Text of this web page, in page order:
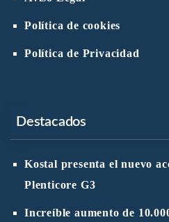
Política de cookies
Política de Privacidad
Destacados
Kostal presenta el nuevo
Plenticore G3
Increíble aumento de